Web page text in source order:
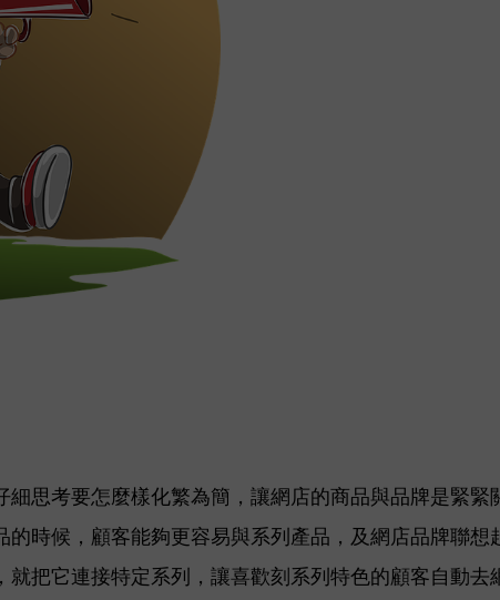
思考要怎麼樣化繁為簡，讓網店的商品與品牌是緊緊
的時候，顧客能夠更容易與系列產品，及網店品牌聯想
把它連接特定系列，讓喜歡刻系列特色的顧客自動去